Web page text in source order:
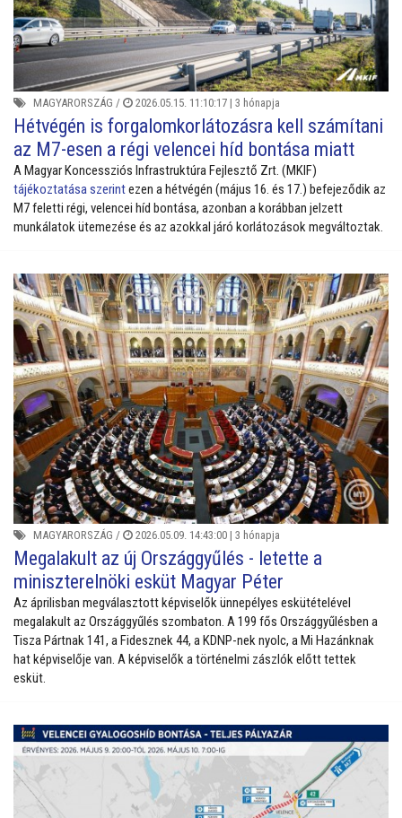
MAGYARORSZÁG / 2026.05.15. 11:10:17 | 3 hónapja
Hétvégén is forgalomkorlátozásra kell számítani
az M7-esen a régi velencei híd bontása miatt
A Magyar Koncessziós Infrastruktúra Fejlesztő Zrt. (MKIF)
tájékoztatása szerintezen a hétvégén (május 16. és 17.) befejeződik az
M7 feletti régi, velencei híd bontása, azonban a korábban jelzett
munkálatok ütemezése és az azokkal járó korlátozások megváltoztak.
MAGYARORSZÁG / 2026.05.09. 14:43:00 | 3 hónapja
Megalakult az új Országgyűlés - letette a
miniszterelnöki esküt Magyar Péter
Az áprilisban megválasztott képviselők ünnepélyes eskütételével
megalakult az Országgyűlés szombaton. A 199 fős Országgyűlésben a
Tisza Pártnak 141, a Fidesznek 44, a KDNP-nek nyolc, a Mi Hazánknak
hat képviselője van. A képviselők a történelmi zászlók előtt tettek
esküt.